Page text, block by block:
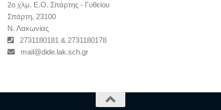
2ο χλμ. Ε.Ο. Σπάρτης - Γυθείου
Σπάρτη, 23100
Ν. Λακωνίας
2731180181 & 2731180178
mail@dide.lak.sch.gr